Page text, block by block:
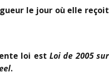
le jour où elle reçoit
loi est Loi de 2005 sur
.